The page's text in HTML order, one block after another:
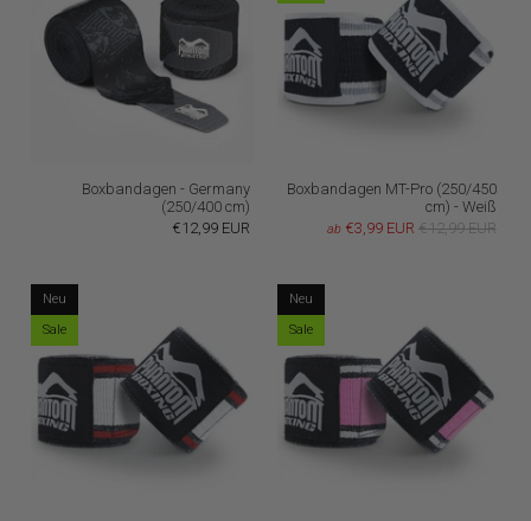
Boxbandagen - Germany
(250/400 cm)
€12,99 EUR
Boxbandagen MT-Pro (250/450
cm) - Weiß
ab €3,99 EUR €12,99 EUR
Neu
Sale
Neu
Sale